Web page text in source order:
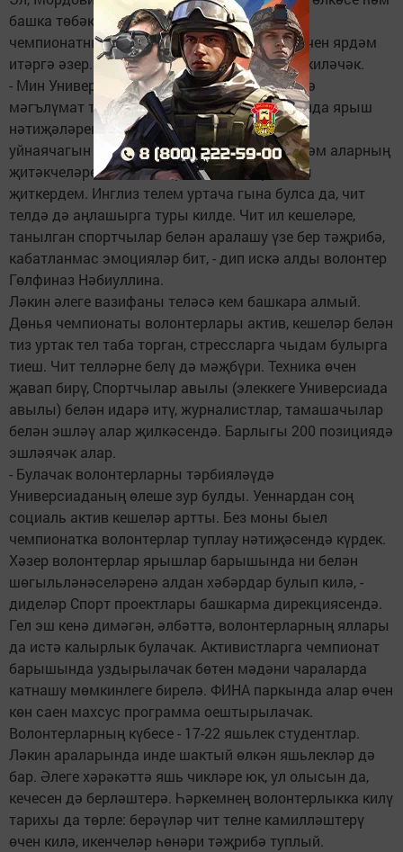
башка төбәкләрдән актив яшьләр Казанга
чемпионатны лаеклы дәрәҗәдә оештыру өчен ярдәм
итәргә әзер. Чит илләрдән дә волонтерлар киләчәк.
- Мин Универсиадада Теннис академиясендә
мәгълүмат тарату ноктасында эшләдем. Анда ярыш
нәтиҗәләрен, кайсы команда нинди бинада
уйнаячагын әйтеп тордым, спортсменнар һәм аларның
җитәкчеләренә бөтен кирәкле мәгълүматны
җиткердем. Инглиз телем уртача гына булса да, чит
телдә дә аңлашырга туры килде. Чит ил кешеләре,
танылган спортчылар белән аралашу үзе бер тәҗрибә,
кабатланмас эмоцияләр бит, - дип искә алды волонтер
Гөлфиназ Нәбиуллина.
Ләкин әлеге вазифаны теләсә кем башкара алмый.
Дөнья чемпионаты волонтерлары актив, кешеләр белән
тиз уртак тел таба торган, стрессларга чыдам булырга
тиеш. Чит телләрне белү дә мәҗбүри. Техника өчен
җавап бирү, Спортчылар авылы (элеккеге Универсиада
авылы) белән идарә итү, журналистлар, тамашачылар
белән эшләү алар җилкәсендә. Барлыгы 200 позициядә
эшләячәк алар.
- Булачак волонтерларны тәрбияләүдә
Универсиаданың өлеше зур булды. Уеннардан соң
социаль актив кешеләр артты. Без моны быел
чемпионатка волонтерлар туплау нәтиҗәсендә күрдек.
Хәзер волонтерлар ярышлар барышында ни белән
шөгыльләнәселәренә алдан хәбәрдар булып килә, -
диделәр Спорт проектлары башкарма дирекциясендә.
Гел эш кенә димәгән, әлбәттә, волонтерларның яллары
да истә калырлык булачак. Активистларга чемпионат
барышында уздырылачак бөтен мәдәни чараларда
катнашу мөмкинлеге бирелә. ФИНА паркында алар өчен
көн саен махсус программа оештырылачак.
Волонтерларның күбесе - 17-22 яшьлек студентлар.
Ләкин араларында инде шактый өлкән яшьлекләр дә
бар. Әлеге хәрәкәттә яшь чикләре юк, ул олысын да,
кечесен дә берләштерә. Һәркемнең волонтерлыкка килү
тарихы да төрле: берәүләр чит телне камилләштерү
өчен килә, икенчеләр һөнәри тәҗрибә туплый.